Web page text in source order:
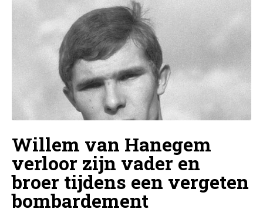
Willem van Hanegem
verloor zijn vader en
broer tijdens een vergeten
bombardement